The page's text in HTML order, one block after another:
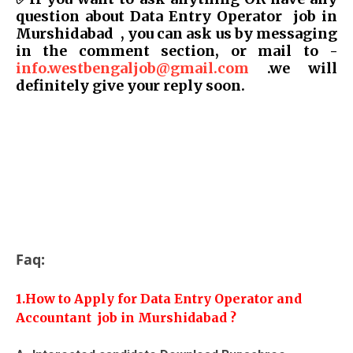
question about Data Entry Operator job in
Murshidabad , you can ask us by messaging
in the comment section, or mail to -
info.westbengaljob@gmail.com .we will
definitely give your reply soon.
Faq:
1.How to Apply for Data Entry Operator and
Accountant job in Murshidabad ?